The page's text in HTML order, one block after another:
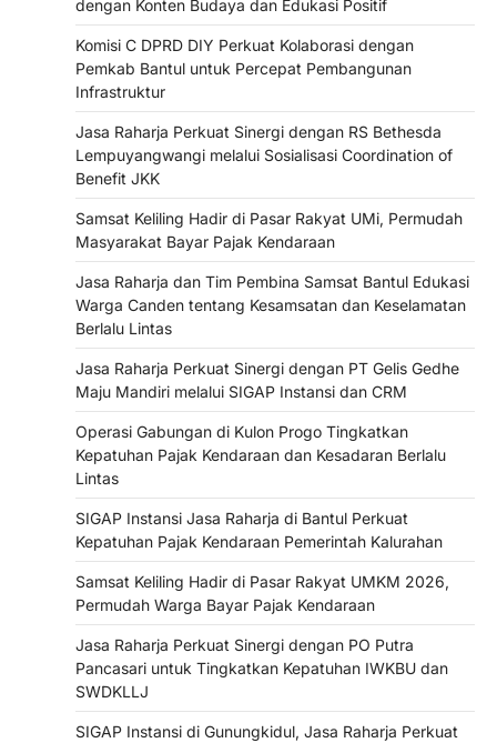
dengan Konten Budaya dan Edukasi Positif
Komisi C DPRD DIY Perkuat Kolaborasi dengan
Pemkab Bantul untuk Percepat Pembangunan
Infrastruktur
Jasa Raharja Perkuat Sinergi dengan RS Bethesda
Lempuyangwangi melalui Sosialisasi Coordination of
Benefit JKK
Samsat Keliling Hadir di Pasar Rakyat UMi, Permudah
Masyarakat Bayar Pajak Kendaraan
Jasa Raharja dan Tim Pembina Samsat Bantul Edukasi
Warga Canden tentang Kesamsatan dan Keselamatan
Berlalu Lintas
Jasa Raharja Perkuat Sinergi dengan PT Gelis Gedhe
Maju Mandiri melalui SIGAP Instansi dan CRM
Operasi Gabungan di Kulon Progo Tingkatkan
Kepatuhan Pajak Kendaraan dan Kesadaran Berlalu
Lintas
SIGAP Instansi Jasa Raharja di Bantul Perkuat
Kepatuhan Pajak Kendaraan Pemerintah Kalurahan
Samsat Keliling Hadir di Pasar Rakyat UMKM 2026,
Permudah Warga Bayar Pajak Kendaraan
Jasa Raharja Perkuat Sinergi dengan PO Putra
Pancasari untuk Tingkatkan Kepatuhan IWKBU dan
SWDKLLJ
SIGAP Instansi di Gunungkidul, Jasa Raharja Perkuat